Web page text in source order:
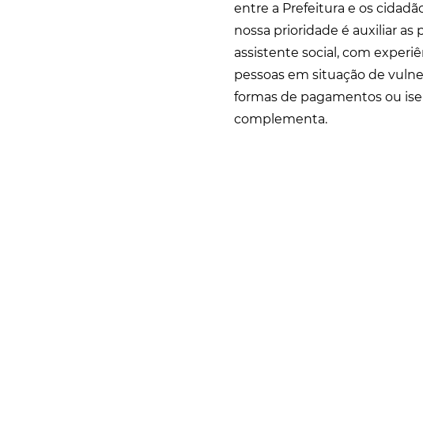
entre a Prefeitura e os
nossa prioridade é auxiliar
assistente social, com
pessoas em situação de
formas de pagamentos ou
complementa.